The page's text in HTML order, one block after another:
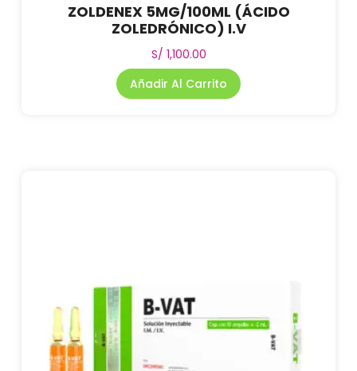
ZOLDENEX 5MG/100ML (ÁCIDO
ZOLEDRÓNICO) I.V
S/ 1,100.00
Añadir Al Carrito